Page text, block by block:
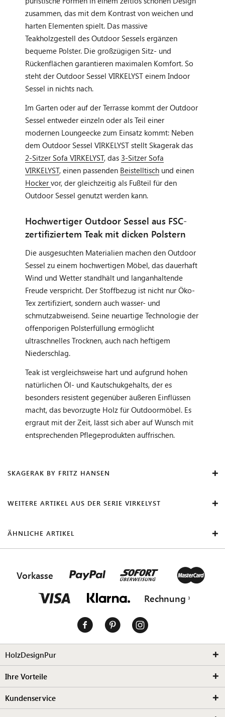
zusammen, das mit dem Kontrast von weichen und
harten Elementen spielt. Das massive
Teakholzgestell des Outdoor Sessels ergänzen
bequeme Polster. Die großzügigen Sitz- und
Rückenflächen garantieren maximalen Komfort. So
steht der Outdoor Sessel VIRKELYST einem Indoor
Sessel in nichts nach.
Im Garten oder auf der Terrasse kommt der Outdoor
Sessel entweder einzeln oder als Teil einer
modernen Loungeecke zum Einsatz kommt: Neben
dem Outdoor Sessel VIRKELYST stellt Skagerak das
2-Sitzer Sofa VIRKELYST, das 3-Sitzer Sofa
VIRKELYST, einen passenden Beistelltisch und einen
Hockervor, der gleichzeitig als Fußteil für den
Outdoor Sessel genutzt werden kann.
Hochwertiger Outdoor Sessel aus FSC-
zertifiziertem Teak mit dicken Polstern
Die ausgesuchten Materialien machen den Outdoor
Sessel zu einem hochwertigen Möbel, das dauerhaft
Wind und Wetter standhält und langanhaltende
Freude verspricht. Der Stoffbezug ist nicht nur Öko-
Tex zertifiziert, sondern auch wasser- und
schmutzabweisend. Seine neuartige Technologie der
offenporigen Polsterfüllung ermöglicht
ultraschnelles Trocknen, auch nach heftigem
Niederschlag.
Teak ist vergleichsweise hart und aufgrund hohen
natürlichen Öl- und Kautschukgehalts, der es
besonders resistent gegenüber äußeren Einflüssen
macht, das bevorzugte Holz für Outdoormöbel. Es
ergraut mit der Zeit, lässt sich aber auf Wunsch mit
entsprechenden Pflegeprodukten auffrischen.
SKAGERAK BY FRITZ HANSEN
WEITERE ARTIKEL AUS DER SERIE VIRKELYST
ÄHNLICHE ARTIKEL
Vorkasse
Rechnung
HolzDesignPur
Ihre Vorteile
Kundenservice